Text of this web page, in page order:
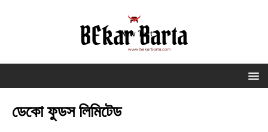
ডেকো ফুডস লিমিটেড